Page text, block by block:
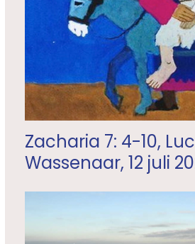
Zacharia 7: 4-10,
Wassenaar, 12 juli